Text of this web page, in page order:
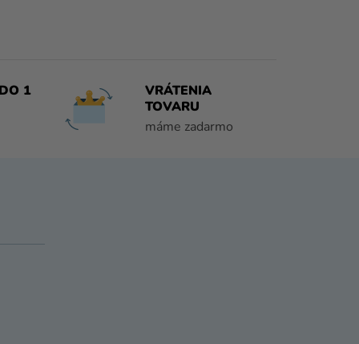
1
VRÁTENIA
TOVARU
máme zadarmo